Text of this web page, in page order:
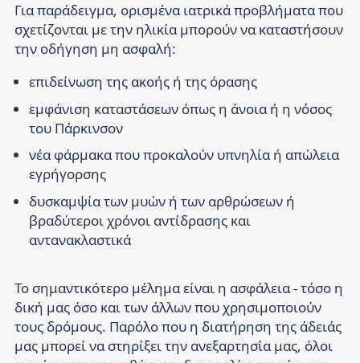
Για παράδειγμα, ορισμένα ιατρικά προβλήματα που
σχετίζονται με την ηλικία μπορούν να καταστήσουν
την οδήγηση μη ασφαλή:
επιδείνωση της ακοής ή της όρασης
εμφάνιση καταστάσεων όπως η άνοια ή η νόσος
του Πάρκινσον
νέα φάρμακα που προκαλούν υπνηλία ή απώλεια
εγρήγορσης
δυσκαμψία των μυών ή των αρθρώσεων ή
βραδύτεροι χρόνοι αντίδρασης και
αντανακλαστικά
Το σημαντικότερο μέλημα είναι η ασφάλεια - τόσο η
δική μας όσο και των άλλων που χρησιμοποιούν
τους δρόμους. Παρόλο που η διατήρηση της άδειάς
μας μπορεί να στηρίξει την ανεξαρτησία μας, όλοι